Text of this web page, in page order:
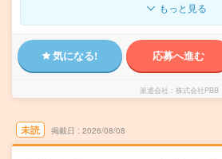
もっと見る
気になる! 応募へ進む
派遣会社 株式会社PBB
未読 掲載日 2026/08/08